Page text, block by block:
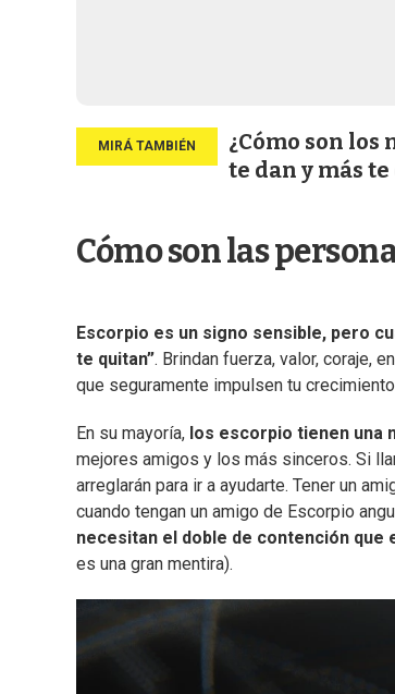
¿Cómo son los
te dan y más
Cómo son las
Escorpio es un signo sensible, pero
te quitan”. Brindan fuerza, valor, coraje,
que seguramente impulsen tu
En su mayoría, los escorpio tienen una
mejores amigos y los más sinceros. Si
arreglarán para ir a ayudarte. Tener un
cuando tengan un amigo de Escorpio
necesitan el doble de contención que
es una gran mentira).